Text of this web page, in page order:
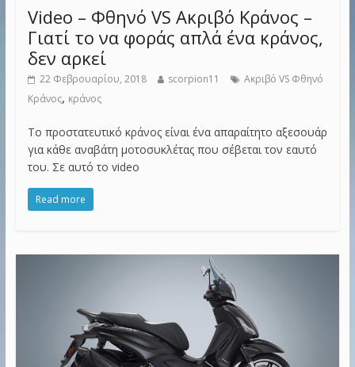
Video – Φθηνό VS Ακριβό Κράνος –
Γιατί το να φοράς απλά ένα κράνος,
δεν αρκεί
22 Φεβρουαρίου, 2018 scorpion11
Ακριβό VS Φθηνό
Κράνος, κράνος
Το προστατευτικό κράνος είναι ένα απαραίτητο αξεσουάρ
για κάθε αναβάτη μοτοσυκλέτας που σέβεται τον εαυτό
του. Σε αυτό το video
Read more